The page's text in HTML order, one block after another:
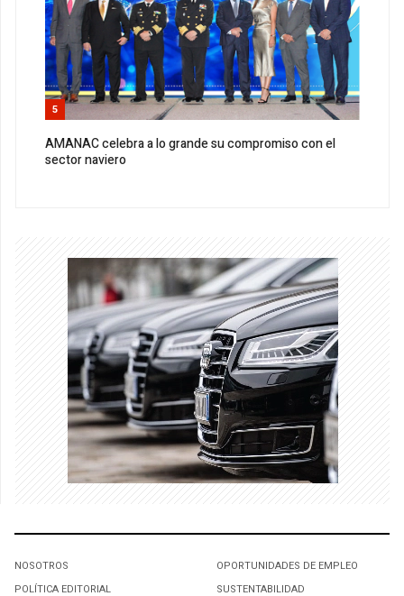
5
AMANAC celebra a lo grande su compromiso con el
sector naviero
NOSOTROS
POLÍTICA EDITORIAL
OPORTUNIDADES DE EMPLEO
SUSTENTABILIDAD